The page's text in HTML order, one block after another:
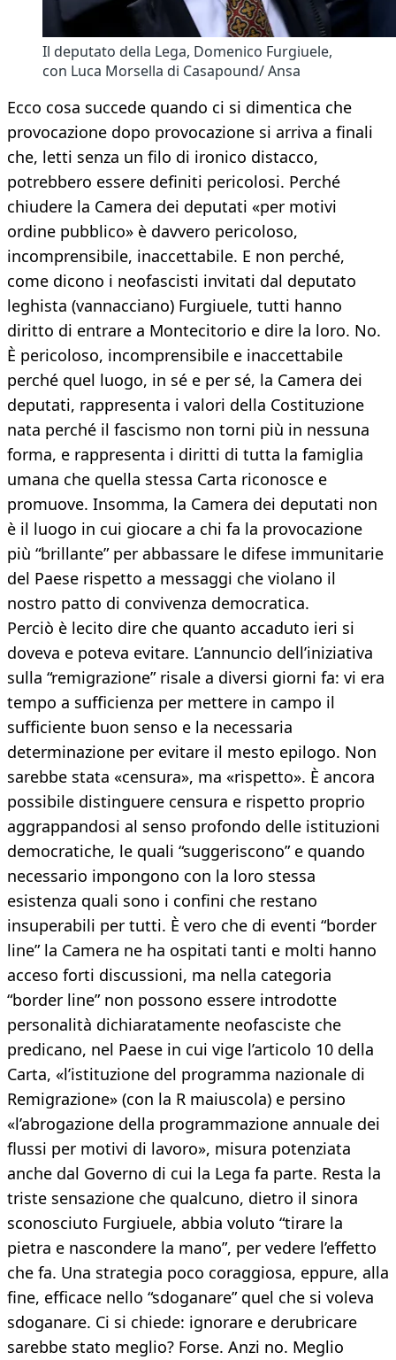
Il deputato della Lega, Domenico Furgiuele,
con Luca Morsella di Casapound/ Ansa
Ecco cosa succede quando ci si dimentica che
provocazione dopo provocazione si arriva a finali
che, letti senza un filo di ironico distacco,
potrebbero essere definiti pericolosi. Perché
chiudere la Camera dei deputati «per motivi
ordine pubblico» è davvero pericoloso,
incomprensibile, inaccettabile. E non perché,
come dicono i neofascisti invitati dal deputato
leghista (vannacciano) Furgiuele, tutti hanno
diritto di entrare a Montecitorio e dire la loro. No.
È pericoloso, incomprensibile e inaccettabile
perché quel luogo, in sé e per sé, la Camera dei
deputati, rappresenta i valori della Costituzione
nata perché il fascismo non torni più in nessuna
forma, e rappresenta i diritti di tutta la famiglia
umana che quella stessa Carta riconosce e
promuove. Insomma, la Camera dei deputati non
è il luogo in cui giocare a chi fa la provocazione
più “brillante” per abbassare le difese immunitarie
del Paese rispetto a messaggi che violano il
nostro patto di convivenza democratica.
Perciò è lecito dire che quanto accaduto ieri si
doveva e poteva evitare. L’annuncio dell’iniziativa
sulla “remigrazione” risale a diversi giorni fa: vi era
tempo a sufficienza per mettere in campo il
sufficiente buon senso e la necessaria
determinazione per evitare il mesto epilogo. Non
sarebbe stata «censura», ma «rispetto». È ancora
possibile distinguere censura e rispetto proprio
aggrappandosi al senso profondo delle istituzioni
democratiche, le quali “suggeriscono” e quando
necessario impongono con la loro stessa
esistenza quali sono i confini che restano
insuperabili per tutti. È vero che di eventi “border
line” la Camera ne ha ospitati tanti e molti hanno
acceso forti discussioni, ma nella categoria
“border line” non possono essere introdotte
personalità dichiaratamente neofasciste che
predicano, nel Paese in cui vige l’articolo 10 della
Carta, «l’istituzione del programma nazionale di
Remigrazione» (con la R maiuscola) e persino
«l’abrogazione della programmazione annuale dei
flussi per motivi di lavoro», misura potenziata
anche dal Governo di cui la Lega fa parte. Resta la
triste sensazione che qualcuno, dietro il sinora
sconosciuto Furgiuele, abbia voluto “tirare la
pietra e nascondere la mano”, per vedere l’effetto
che fa. Una strategia poco coraggiosa, eppure, alla
fine, efficace nello “sdoganare” quel che si voleva
sdoganare. Ci si chiede: ignorare e derubricare
sarebbe stato meglio? Forse. Anzi no. Meglio